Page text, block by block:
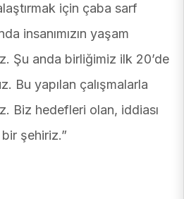
için çaba sarf
insanımızın yaşam
Şu anda birliğimiz ilk 20’de
Bu yapılan çalışmalarla
Biz hedefleri olan, iddiası
şehiriz.”